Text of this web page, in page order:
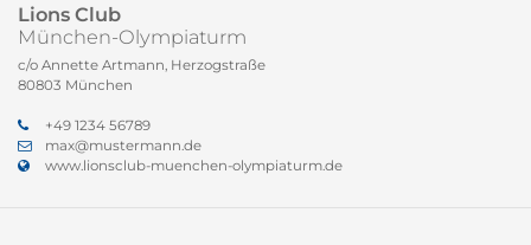
Lions Club
München-Olympiaturm
c/o Annette Artmann, Herzogstraße
80803 München
+49 1234 56789
max@mustermann.de
www.lionsclub-muenchen-olympiaturm.de